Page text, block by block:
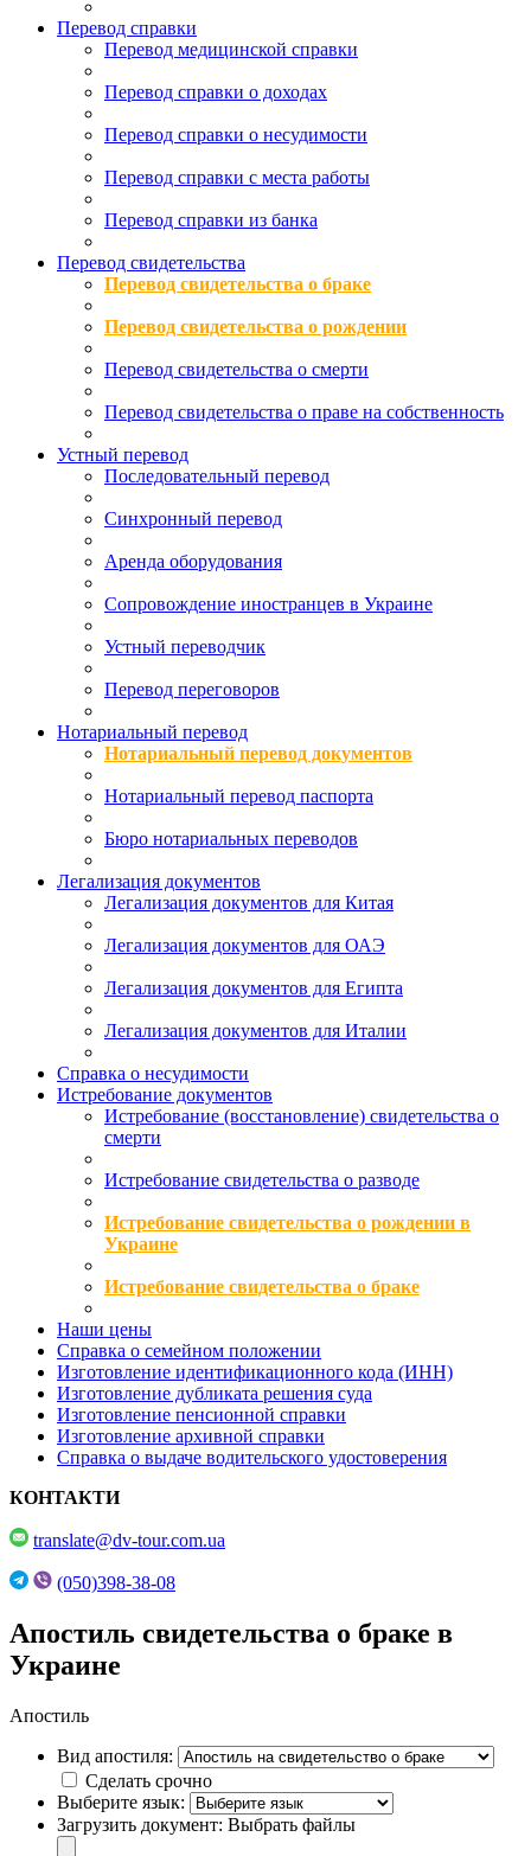
Перевод справки
Перевод медицинской справки
Перевод справки о доходах
Перевод справки о несудимости
Перевод справки с места работы
Перевод справки из банка
Перевод свидетельства
Перевод свидетельства о браке
Перевод свидетельства о рождении
Перевод свидетельства о смерти
Перевод свидетельства о праве на собственность
Устный перевод
Последовательный перевод
Синхронный перевод
Аренда оборудования
Сопровождение иностранцев в Украине
Устный переводчик
Перевод переговоров
Нотариальный перевод
Нотариальный перевод документов
Нотариальный перевод паспорта
Бюро нотариальных переводов
Легализация документов
Легализация документов для Китая
Легализация документов для ОАЭ
Легализация документов для Египта
Легализация документов для Италии
Справка о несудимости
Истребование документов
Истребование (восстановление) свидетельства о
смерти
Истребование свидетельства о разводе
Истребование свидетельства о рождении в
Украине
Истребование свидетельства о браке
Наши цены
Справка о семейном положении
Изготовление идентификационного кода (ИНН)
Изготовление дубликата решения суда
Изготовление пенсионной справки
Изготовление архивной справки
Справка о выдаче водительского удостоверения
КОНТАКТИ
translate@dv-tour.com.ua
(050)398-38-08
Апостиль свидетельства о браке в
Украине
Апостиль
Вид апостиля:
Сделать срочно
Выберите язык:
Загрузить документ: Выбрать файлы